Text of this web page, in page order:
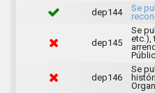
dep144
Se
dep145
Se
etc.),
dep146
Se